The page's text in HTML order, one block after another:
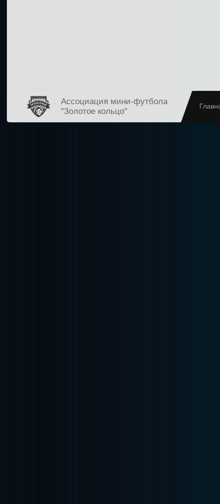
Ассоциация мини-футбола
"Золотое кольцо"